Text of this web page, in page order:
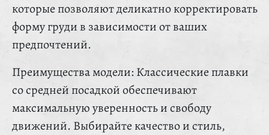
которые позволяют деликатно корректировать
форму груди в зависимости от ваших
предпочтений.
Преимущества модели: Классические плавки
со средней посадкой обеспечивают
максимальную уверенность и свободу
движений. Выбирайте качество и стиль,